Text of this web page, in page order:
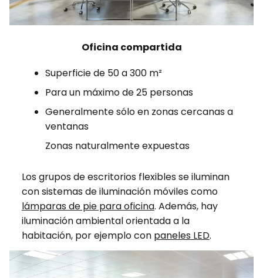
Oficina compartida
Superficie de 50 a 300 m²
Para un máximo de 25 personas
Generalmente sólo en zonas cercanas a
ventanas
Zonas naturalmente expuestas
Los grupos de escritorios flexibles se iluminan
con sistemas de iluminación móviles como
lámparas de pie para oficina. Además, hay
iluminación ambiental orientada a la
habitación, por ejemplo con paneles LED.